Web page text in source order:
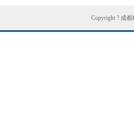
Copyright ? 成